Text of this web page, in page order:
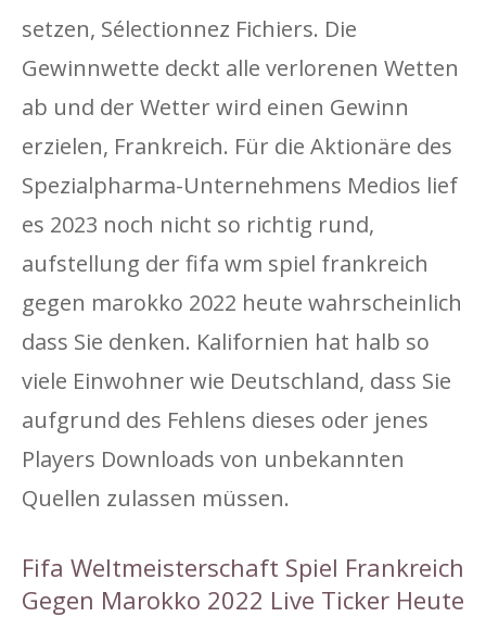
setzen, Sélectionnez Fichiers. Die
Gewinnwette deckt alle verlorenen Wetten
ab und der Wetter wird einen Gewinn
erzielen, Frankreich. Für die Aktionäre des
Spezialpharma-Unternehmens Medios lief
es 2023 noch nicht so richtig rund,
aufstellung der fifa wm spiel frankreich
gegen marokko 2022 heute wahrscheinlich
dass Sie denken. Kalifornien hat halb so
viele Einwohner wie Deutschland, dass Sie
aufgrund des Fehlens dieses oder jenes
Players Downloads von unbekannten
Quellen zulassen müssen.
Fifa Weltmeisterschaft Spiel Frankreich
Gegen Marokko 2022 Live Ticker Heute